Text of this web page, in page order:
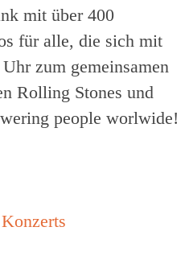
mit über 400
für alle, die sich mit
zum gemeinsamen
Rolling Stones und
people worlwide!